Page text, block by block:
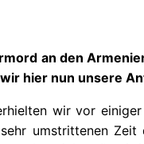
an den
hier nun unsere
wir vor
umstrittenen Zeit